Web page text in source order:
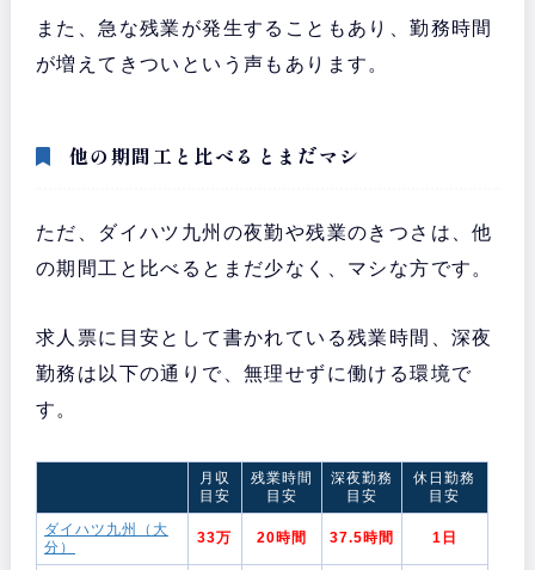
また、急な残業が発生することもあり、勤務時間
が増えてきついという声もあります。
他の期間工と比べるとまだマシ
ただ、ダイハツ九州の夜勤や残業のきつさは、他
の期間工と比べるとまだ少なく、マシな方です。
求人票に目安として書かれている残業時間、深夜
勤務は以下の通りで、無理せずに働ける環境で
す。
月収
目安
残業時間
目安
深夜勤務
目安
休日勤務
目安
ダイハツ九州（大
分）
33万 20時間 37.5時間 1日